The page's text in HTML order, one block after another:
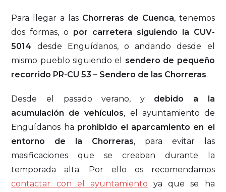
Para llegar a las Chorreras de Cuenca, tenemos
dos formas, o por carretera siguiendo la CUV-
5014 desde Enguídanos, o andando desde el
mismo pueblo siguiendo el sendero de pequeño
recorrido PR-CU 53 – Sendero de las Chorreras.
Desde el pasado verano, y debido a la
acumulación de vehículos, el ayuntamiento de
Enguídanos ha prohibido el aparcamiento en el
entorno de la Chorreras, para evitar las
masificaciones que se creaban durante la
temporada alta. Por ello os recomendamos
contactar con el ayuntamiento ya que se ha